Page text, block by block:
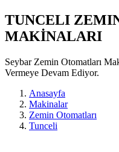
TUNCELI
MAKİNALARI
Seybar Zemin Otomatları
Vermeye Devam Ediyor.
Anasayfa
Makinalar
Zemin Otomatları
Tunceli